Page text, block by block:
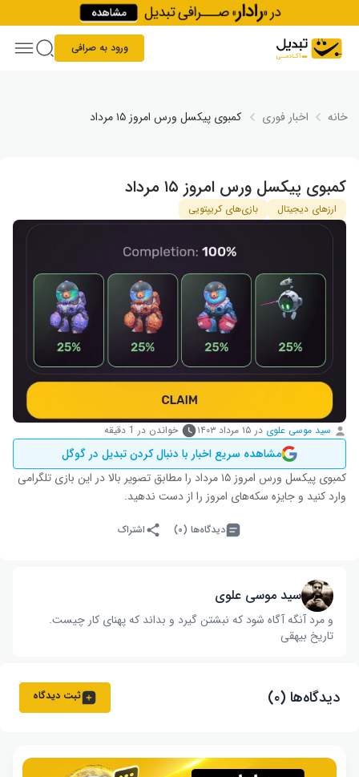
Skip to content
ورود به صرافی
خانه اخبار فوری کمبوی پیکسل ورس امروز ۱۵ مرداد
کمبوی پیکسل ورس امروز ۱۵ مرداد
ارزهای دیجیتال بازی‌های کریپتویی
سید موسی علوی در ۱۵ مرداد ۱۴۰۳ خواندن در 1 دقیقه
مشاهده سریع اخبار با دنبال کردن تبدیل در گوگل
کمبوی پیکسل ورس امروز ۱۵ مرداد را مطابق تصویر بالا در این بازی تلگرامی
وارد کنید و جایزه سکه‌های امروز را از دست ندهید.
دیدگاه‌ها (۰) اشتراک
سید موسی علوی
و مرد آنگه آگاه شود که نبشتن گیرد و بداند که پهنای کار چیست‌.
تاریخ بیهقی
دیدگاه‌ها (۰) ثبت دیدگاه